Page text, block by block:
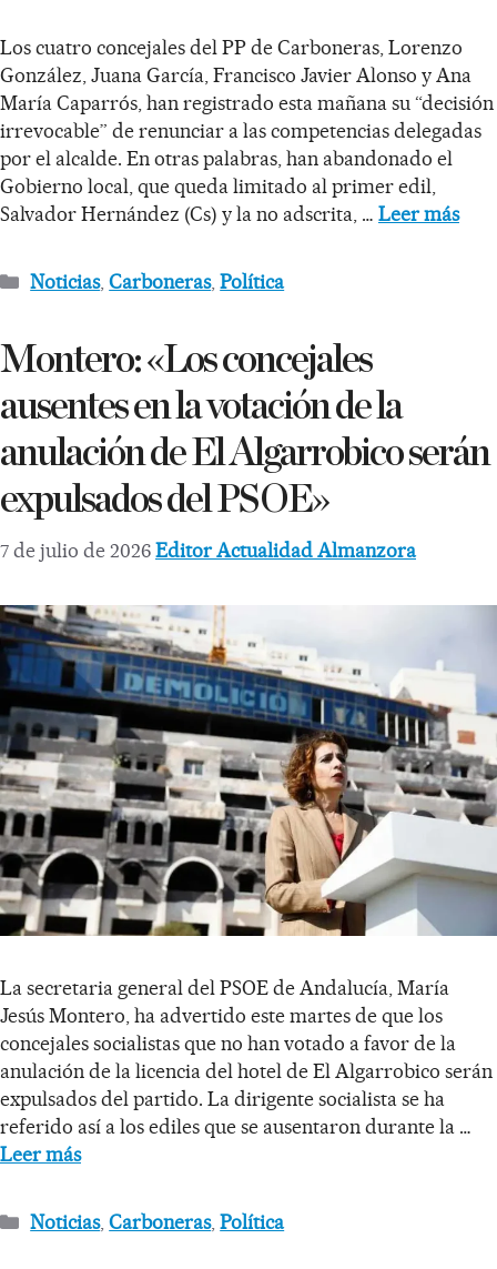
Los cuatro concejales del PP de Carboneras, Lorenzo
González, Juana García, Francisco Javier Alonso y Ana
María Caparrós, han registrado esta mañana su “decisión
irrevocable” de renunciar a las competencias delegadas
por el alcalde. En otras palabras, han abandonado el
Gobierno local, que queda limitado al primer edil,
Salvador Hernández (Cs) y la no adscrita, … Leer más
Noticias,Carboneras,Política
Montero: «Los concejales
ausentes en la votación de la
anulación de El Algarrobico serán
expulsados del PSOE»
7 de julio de 2026Editor Actualidad Almanzora
La secretaria general del PSOE de Andalucía, María
Jesús Montero, ha advertido este martes de que los
concejales socialistas que no han votado a favor de la
anulación de la licencia del hotel de El Algarrobico serán
expulsados del partido. La dirigente socialista se ha
referido así a los ediles que se ausentaron durante la …
Leer más
Noticias,Carboneras,Política